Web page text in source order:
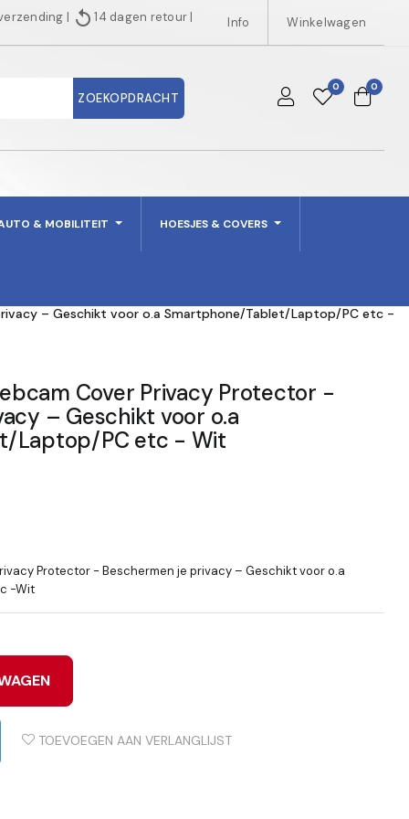
| replay14 dagen retour | Info Winkelwagen
ZOEKOPDRACHT
0 0
& MOBILITEIT HOESJES & COVERS
– Geschikt voor o.a Smartphone/Tablet/Laptop/PC etc -
Cover Privacy Protector -
– Geschikt voor o.a
Laptop/PC etc - Wit
Protector - Beschermen je privacy – Geschikt voor o.a
-Wit
TOEVOEGEN AAN VERLANGLIJST